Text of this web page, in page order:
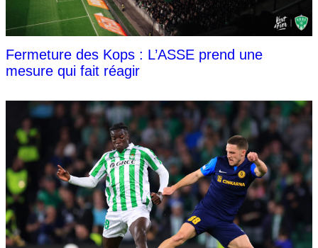
Fermeture des Kops : L’ASSE prend une
mesure qui fait réagir